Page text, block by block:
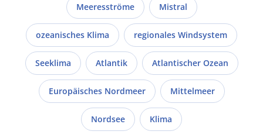
Meeresströme Mistral
ozeanisches Klima regionales Windsystem
Seeklima Atlantik Atlantischer Ozean
Europäisches Nordmeer Mittelmeer
Nordsee Klima